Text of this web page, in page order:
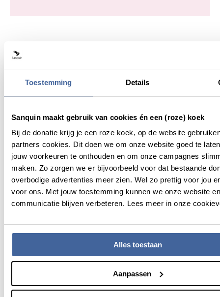
Toestemming Details
Sanquin maakt gebruik van cookies én een (roze) koek
Bij de donatie krijg je een roze koek, op de website
partners cookies. Dit doen we om onze website goed te
jouw voorkeuren te onthouden en om onze campagnes
maken. Zo zorgen we er bijvoorbeeld voor dat bestaande
overbodige advertenties meer zien. Wel zo prettig voor jou
voor ons. Met jouw toestemming kunnen we onze website en
communicatie blijven verbeteren. Lees meer in onze
Alles toestaan
Aanpassen
4 goede redenen om donor
te worden bij Sanquin
voorkomen. Als donor help je mensen met kanker,
een zware bevalling;
Voor een goed gevoel- Bloed of plasma doneren
betekent iets goeds doen voor een ander. Die
wetenschap, dat je een positieve impact hebt op het
leven van anderen, daar kan niets tegenop.
Voor jouw gezondheid- Bij donatie krijg je een
korte medische keuring. We meten je bloeddruk en
elke donatie je bloed opinfectieziekten. Mooi
meegenomen, dat inzicht in je eigen gezondheid.
Voor de bloedvoorraad- Bij rampen en
met de andere donors hou je de voorraad op peil. Zo
kunnen we snel zorg bieden aan mensen in nood.